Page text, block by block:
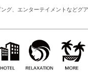
グ、エンターテイメントなどグ